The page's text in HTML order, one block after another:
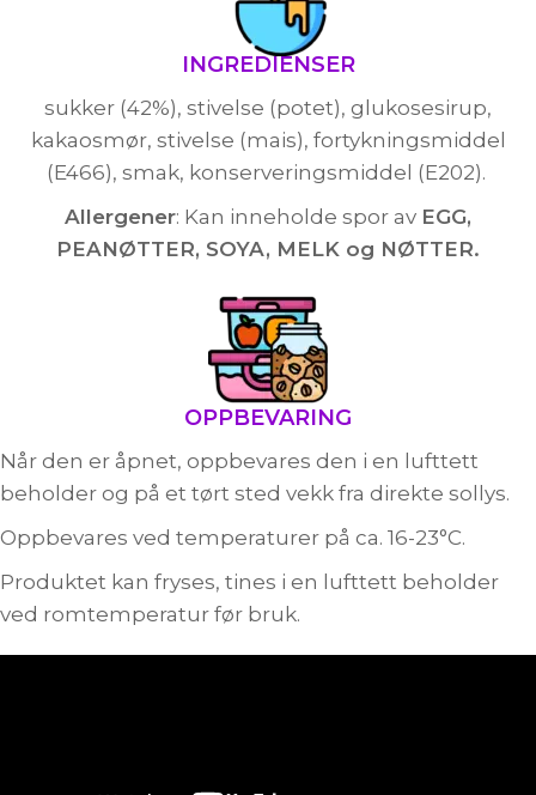
INGREDIENSER
sukker (42%), stivelse (potet), glukosesirup,
kakaosmør, stivelse (mais), fortykningsmiddel
(E466), smak, konserveringsmiddel (E202).
Allergener: Kan inneholde spor av EGG,
PEANØTTER, SOYA, MELK og NØTTER.
OPPBEVARING
Når den er åpnet, oppbevares den i en lufttett
beholder og på et tørt sted vekk fra direkte sollys.
Oppbevares ved temperaturer på ca. 16-23°C.
Produktet kan fryses, tines i en lufttett beholder
ved romtemperatur før bruk.